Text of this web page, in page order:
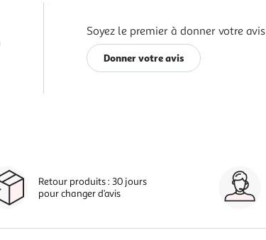
Soyez le premier à donner votre avis
Donner votre avis
Retour produits : 30 jours
pour changer d’avis